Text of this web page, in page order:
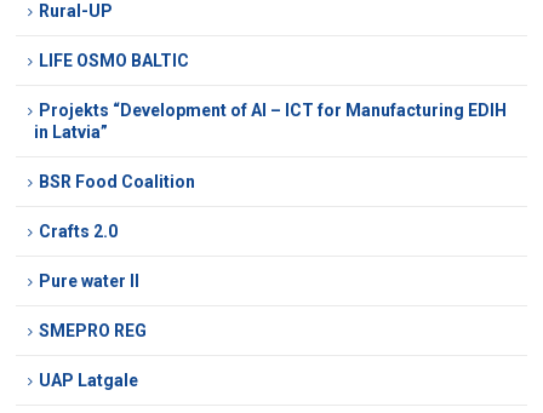
Rural-UP
LIFE OSMO BALTIC
Projekts “Development of AI – ICT for Manufacturing EDIH
in Latvia”
BSR Food Coalition
Crafts 2.0
Pure water II
SMEPRO REG
UAP Latgale